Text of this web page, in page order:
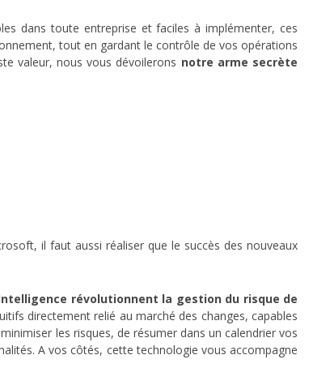
dans toute entreprise et faciles à implémenter, ces
tout en gardant le contrôle de vos opérations
valeur, nous vous dévoilerons notre arme secrète
il faut aussi réaliser que le succès des nouveaux
révolutionnent la gestion du risque de
directement relié au marché des changes, capables
les risques, de résumer dans un calendrier vos
A vos côtés, cette technologie vous accompagne